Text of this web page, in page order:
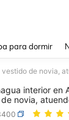
para dormir
de novia,
interior en
novia,